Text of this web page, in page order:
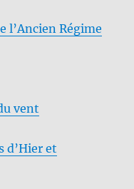
l’Ancien Régime
vent
d’Hier et